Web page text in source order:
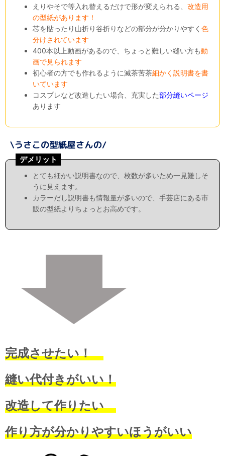
えりやそで等入れ替えるだけで形が変えられる、改造用
の型紙があります！
芯を貼ったり山折り谷折りなどの部分が分かりやすく色
分けされています
400本以上動画があるので、ちょっと難しい縫い方も動
画で見られます
初心者の方でも作れるように滅茶苦茶細かく説明書を書
いています
コスプレなど改造したい場合、充実した部分縫いページ
あります
デメリット
とても細かい説明書なので、枚数が多いため一見難しそ
うに見えます。
カラーだし説明書も情報量が多いので、手芸店にある市
販の型紙よりちょっとお高めです。
完成させたい！
縫い代付きがいい！
改造して作りたい
作り方が分かりやすいほうがいい